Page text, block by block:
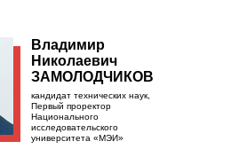
Владимир
Николаевич
ЗАМОЛОДЧИКОВ
кандидат технических наук,
Первый проректор
Национального
исследовательского
университета «МЭИ»